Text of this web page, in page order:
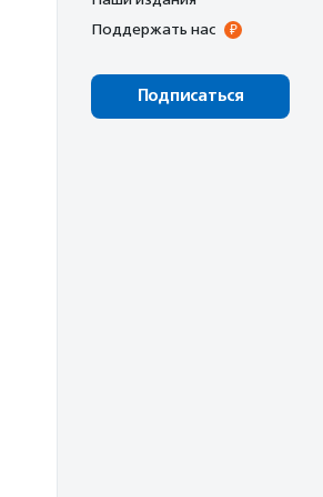
Поддержать нас
Подписаться